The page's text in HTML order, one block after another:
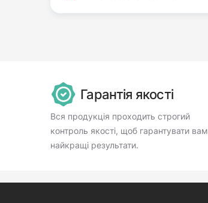
Гарантія якості
Вся продукція проходить строгий
контроль якості, щоб гарантувати вам
найкращі результати.